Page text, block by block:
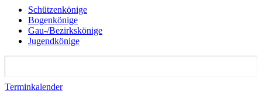
Schützenkönige
Bogenkönige
Gau-/Bezirkskönige
Jugendkönige
Terminkalender